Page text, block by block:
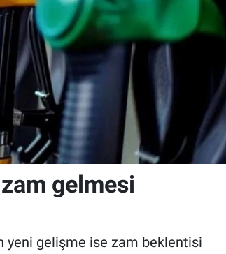
gelmesi
yeni gelişme ise zam beklentisi